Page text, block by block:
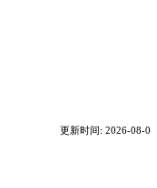
了属于是！）。
冒险之旅，你将
新武器并遭遇新
更新时间: 2026-08-06